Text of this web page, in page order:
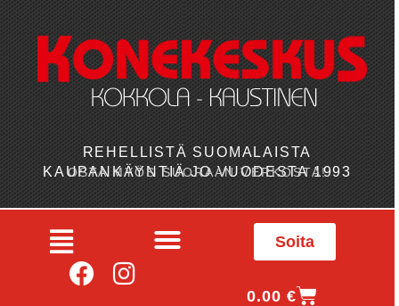
REHELLISTÄ SUOMALAISTA
KAUPANKÄYNTIÄ JO VUODESTA 1993
OSTA MYÖS SUORAAN VERKOSTA!
Soita
0.00€